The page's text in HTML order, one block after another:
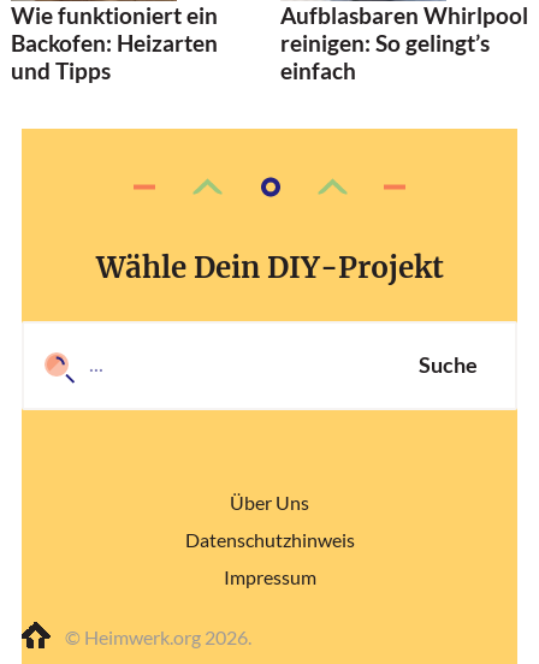
Wie funktioniert ein
Backofen: Heizarten
und Tipps
Aufblasbaren Whirlpool
reinigen: So gelingt’s
einfach
Wähle Dein DIY-Projekt
Suche
© Heimwerk.org 2026.
Über Uns
Datenschutzhinweis
Impressum